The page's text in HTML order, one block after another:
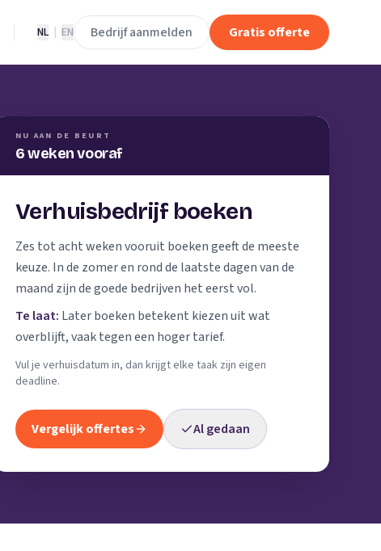
NL EN Bedrijf aanmelden Gratis offerte
NU AAN DE BEURT
6 weken vooraf
Verhuisbedrijf boeken
Zes tot acht weken vooruit boeken geeft de meeste
keuze. In de zomer en rond de laatste dagen van de
maand zijn de goede bedrijven het eerst vol.
Te laat: Later boeken betekent kiezen uit wat
overblijft, vaak tegen een hoger tarief.
Vul je verhuisdatum in, dan krijgt elke taak zijn eigen
deadline.
Vergelijk offertes Al gedaan